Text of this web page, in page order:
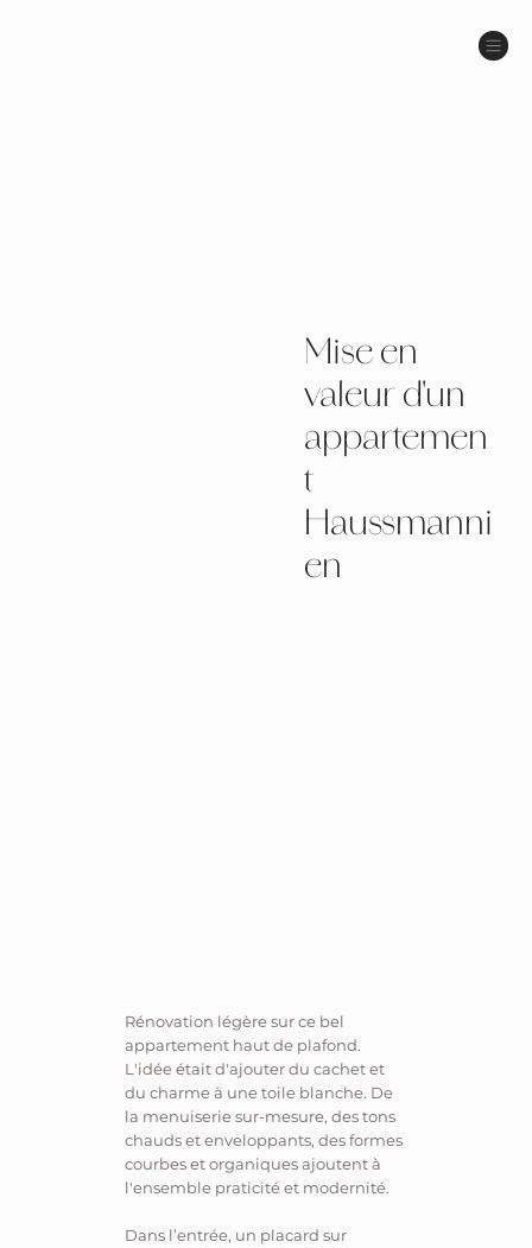
Mise en
valeur d'un
appartemen
t
Haussmanni
en
Rénovation légère sur ce bel
appartement haut de plafond.
L'idée était d'ajouter du cachet et
du charme à une toile blanche. De
la menuiserie sur-mesure, des tons
chauds et enveloppants, des formes
courbes et organiques ajoutent à
l'ensemble praticité et modernité.
Dans l’entrée, un placard sur